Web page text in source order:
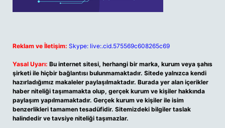
Reklam ve İletişim: Skype: live:.cid.575569c608265c69
Yasal Uyarı: Bu internet sitesi, herhangi bir marka, kurum veya şahıs
şirketi ile hiçbir bağlantısı bulunmamaktadır. Sitede yalnızca kendi
hazırladığımız makaleler paylaşılmaktadır. Burada yer alan içerikler
haber niteliği taşımamakta olup, gerçek kurum ve kişiler hakkında
paylaşım yapılmamaktadır. Gerçek kurum ve kişiler ile isim
benzerlikleri tamamen tesadüfidir. Sitemizdeki bilgiler taslak
halindedir ve tavsiye niteliği taşımazlar.